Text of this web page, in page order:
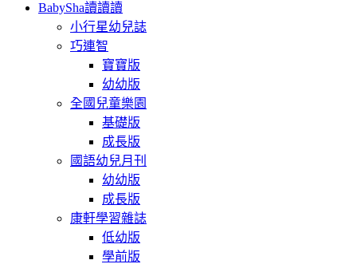
BabySha讀讀讀
小行星幼兒誌
巧連智
寶寶版
幼幼版
全國兒童樂園
基礎版
成長版
國語幼兒月刊
幼幼版
成長版
康軒學習雜誌
低幼版
學前版